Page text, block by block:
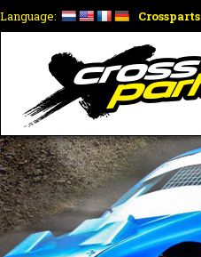
Language: Crossparts